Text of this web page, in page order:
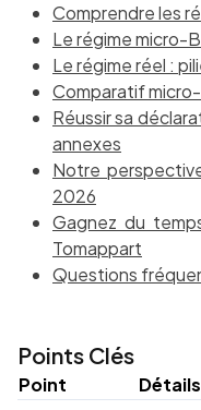
Comprendre les
Le régime micro-
Le régime réel :
Comparatif micro-
Réussir sa
annexes
Notre
2026
Gagnez du
Tomappart
Questions
Points Clés
Point Détails